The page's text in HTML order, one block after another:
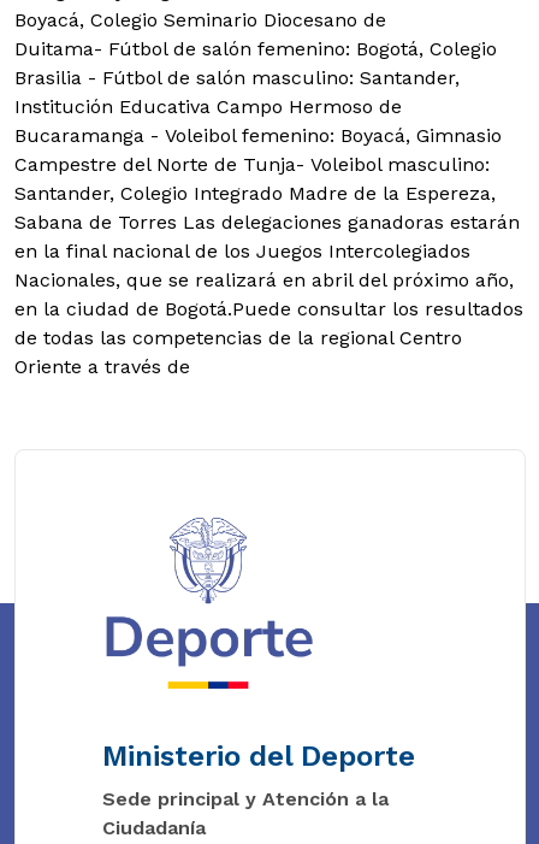
Boyacá, Colegio Seminario Diocesano de
Duitama- Fútbol de salón femenino: Bogotá, Colegio
Brasilia - Fútbol de salón masculino: Santander,
Institución Educativa Campo Hermoso de
Bucaramanga - Voleibol femenino: Boyacá, Gimnasio
Campestre del Norte de Tunja- Voleibol masculino:
Santander, Colegio Integrado Madre de la Espereza,
Sabana de Torres Las delegaciones ganadoras estarán
en la final nacional de los Juegos Intercolegiados
Nacionales, que se realizará en abril del próximo año,
en la ciudad de Bogotá.Puede consultar los resultados
de todas las competencias de la regional Centro
Oriente a través de
Ministerio del Deporte
Sede principal y Atención a la
Ciudadanía